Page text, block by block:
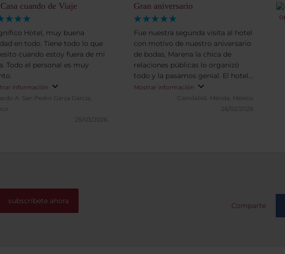
cuando de Viaje
Hotel, muy buena
en todo. Tiene todo lo que
cuando estoy fuera de mi
Todo el personal es muy
información
A. San Pedro Garza Garcia,
25/03/2026
Gran aniversario
Fue nuestra segunda visita al hotel
con motivo de nuestro aniversario
de bodas, Marena la chica de
relaciones públicas lo organizó
todo y la pasamos genial. El hotel
esta muy bien ubicado, tiene
excelente limpieza, cómodas
Mostrar información
Camila145. Mérida, México
26/02/2026
subscríbete ahora
Comparte